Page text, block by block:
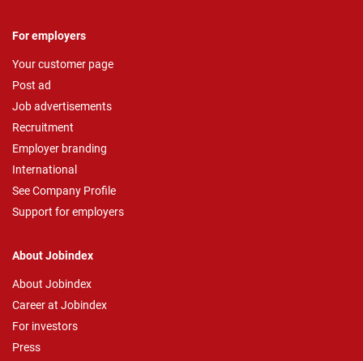
For employers
Your customer page
Post ad
Job advertisements
Recruitment
Employer branding
International
See Company Profile
Support for employers
About Jobindex
About Jobindex
Career at Jobindex
For investors
Press